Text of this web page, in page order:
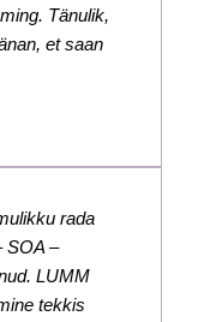
Tänulik,
et saan
rada
SOA –
LUMM
tekkis